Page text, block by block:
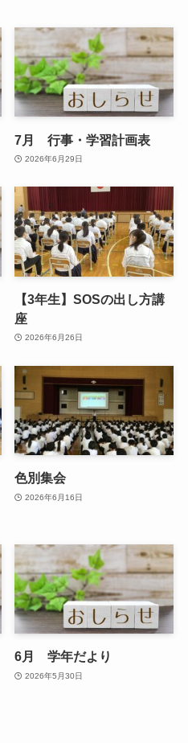
7月 行事・学習計画表
2026年6月29日
【3年生】SOSの出し方講
座
2026年6月26日
色別集会
2026年6月16日
6月 学年だより
2026年5月30日